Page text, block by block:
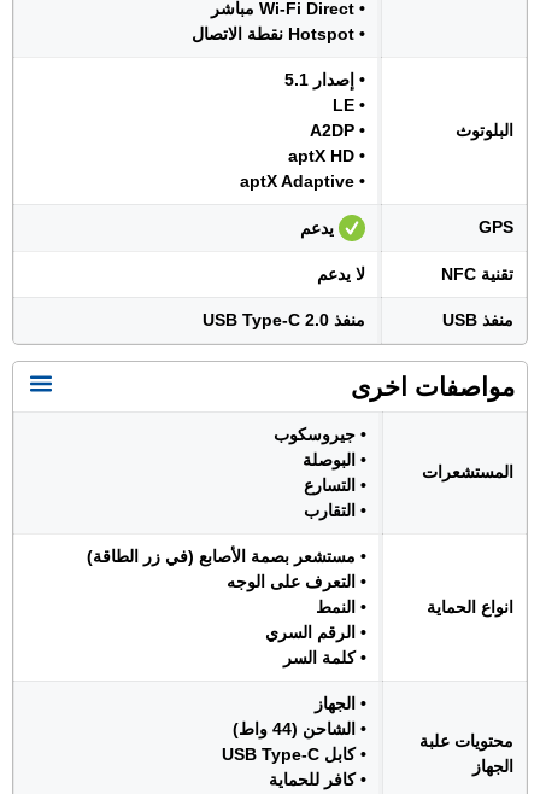
• Wi-Fi Direct مباشر
• Hotspot نقطة الاتصال
البلوتوث
• إصدار 5.1
• LE
• A2DP
• aptX HD
• aptX Adaptive
GPS يدعم
تقنية NFC لا يدعم
منفذ USB منفذ USB Type-C 2.0
مواصفات اخرى
المستشعرات
• جيروسكوب
• البوصلة
• التسارع
• التقارب
انواع الحماية
• مستشعر بصمة الأصابع (في زر الطاقة)
• التعرف على الوجه
• النمط
• الرقم السري
• كلمة السر
محتويات علبة
الجهاز
• الجهاز
• الشاحن (44 واط)
• كابل USB Type-C
• كافر للحماية